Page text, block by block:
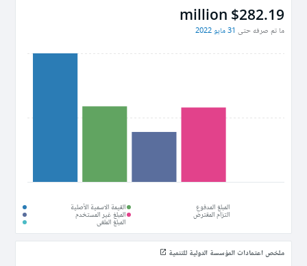
$282.19 million
ما تم صرفه حتى 31 مايو 2022
القيمة الاسمية الأصلية
المبلغ المدفوع
المبلغ غير المستخدم
التزام المقترض
المبلغ الملغى
ملخص اعتمادات المؤسسة الدولية للتنمية